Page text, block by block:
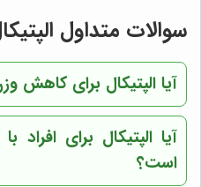
سوالات متداول
آیا الپتیکال برای
آیا الپتیکال برای
است؟